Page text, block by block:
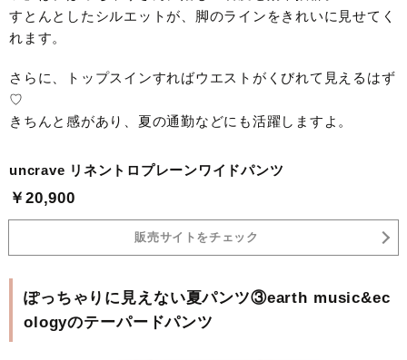
すとんとしたシルエットが、脚のラインをきれいに見せてく
れます。
さらに、トップスインすればウエストがくびれて見えるはず
♡
きちんと感があり、夏の通勤などにも活躍しますよ。
uncrave リネントロプレーンワイドパンツ
￥20,900
販売サイトをチェック
ぽっちゃりに見えない夏パンツ③earth music&ec
ologyのテーパードパンツ